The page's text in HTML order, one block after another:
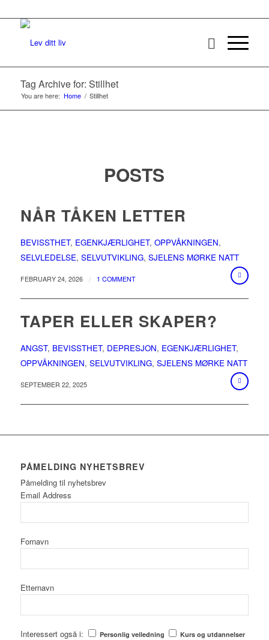
Tag Archive for: Stillhet
You are here: Home / Stillhet
POSTS
NÅR TÅKEN LETTER
BEVISSTHET, EGENKJÆRLIGHET, OPPVÅKNINGEN,
SELVLEDELSE, SELVUTVIKLING, SJELENS MØRKE NATT
FEBRUARY 24, 2026 / 1 COMMENT
TAPER ELLER SKAPER?
ANGST, BEVISSTHET, DEPRESJON, EGENKJÆRLIGHET,
OPPVÅKNINGEN, SELVUTVIKLING, SJELENS MØRKE NATT
SEPTEMBER 22, 2025
PÅMELDING NYHETSBREV
Påmelding til nyhetsbrev
Email Address
Fornavn
Etternavn
Interessert også i: Personlig veiledning
Kurs og utdannelser